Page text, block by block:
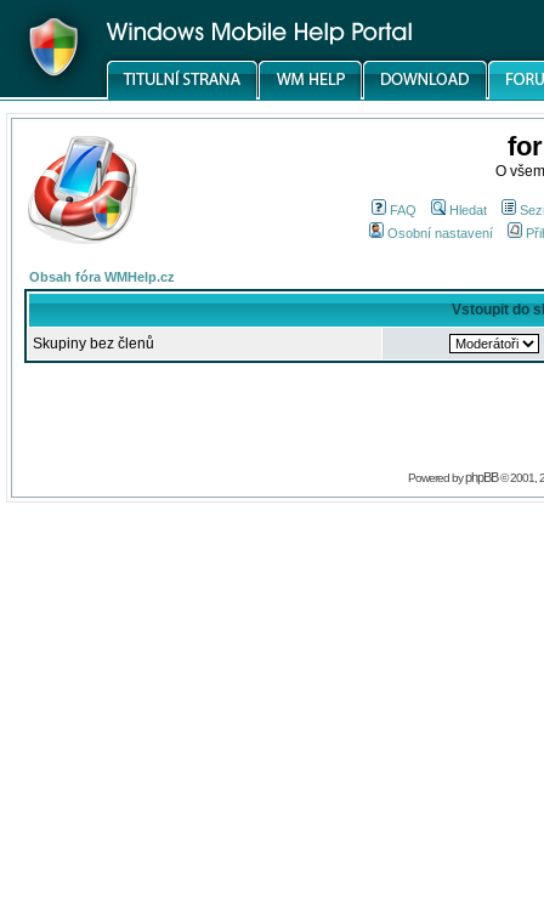
O
FAQ Hledat
Osobní nastavení
Obsah fóra WMHelp.cz
Vstoupit do
Skupiny bez členů
Powered byphpBB© 2001,